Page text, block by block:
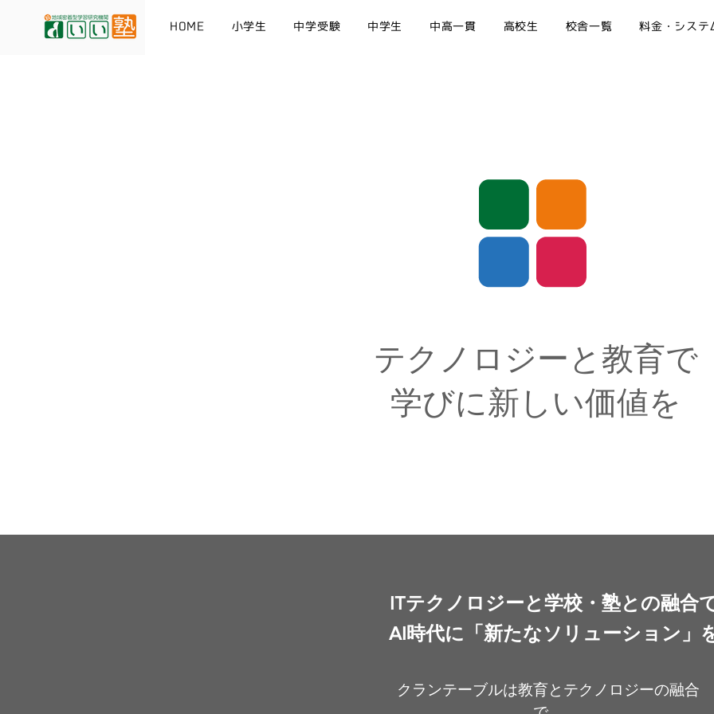
HOME 小学生 中学受験 中学生 中高一貫 高校生 校舎一覧 料金・システ
テクノロジーと教育で
学びに新しい価値を
ITテクノロジーと学校・塾との融合
AI時代に「新たなソリューション」
クランテーブルは教育とテクノロジーの融合